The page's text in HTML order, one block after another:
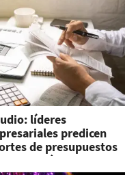
líderes
predicen
de presupuestos
recesión